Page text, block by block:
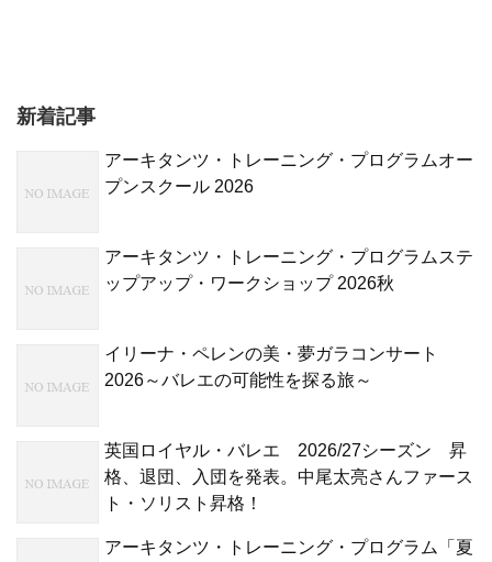
新着記事
アーキタンツ・トレーニング・プログラムオー
プンスクール 2026
アーキタンツ・トレーニング・プログラムステ
ップアップ・ワークショップ 2026秋
イリーナ・ペレンの美・夢ガラコンサート
2026～バレエの可能性を探る旅～
英国ロイヤル・バレエ 2026/27シーズン 昇
格、退団、入団を発表。中尾太亮さんファース
ト・ソリスト昇格！
アーキタンツ・トレーニング・プログラム「夏